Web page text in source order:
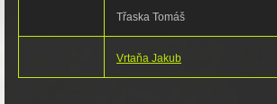
Třaska Tomáš
Vrtaňa Jakub